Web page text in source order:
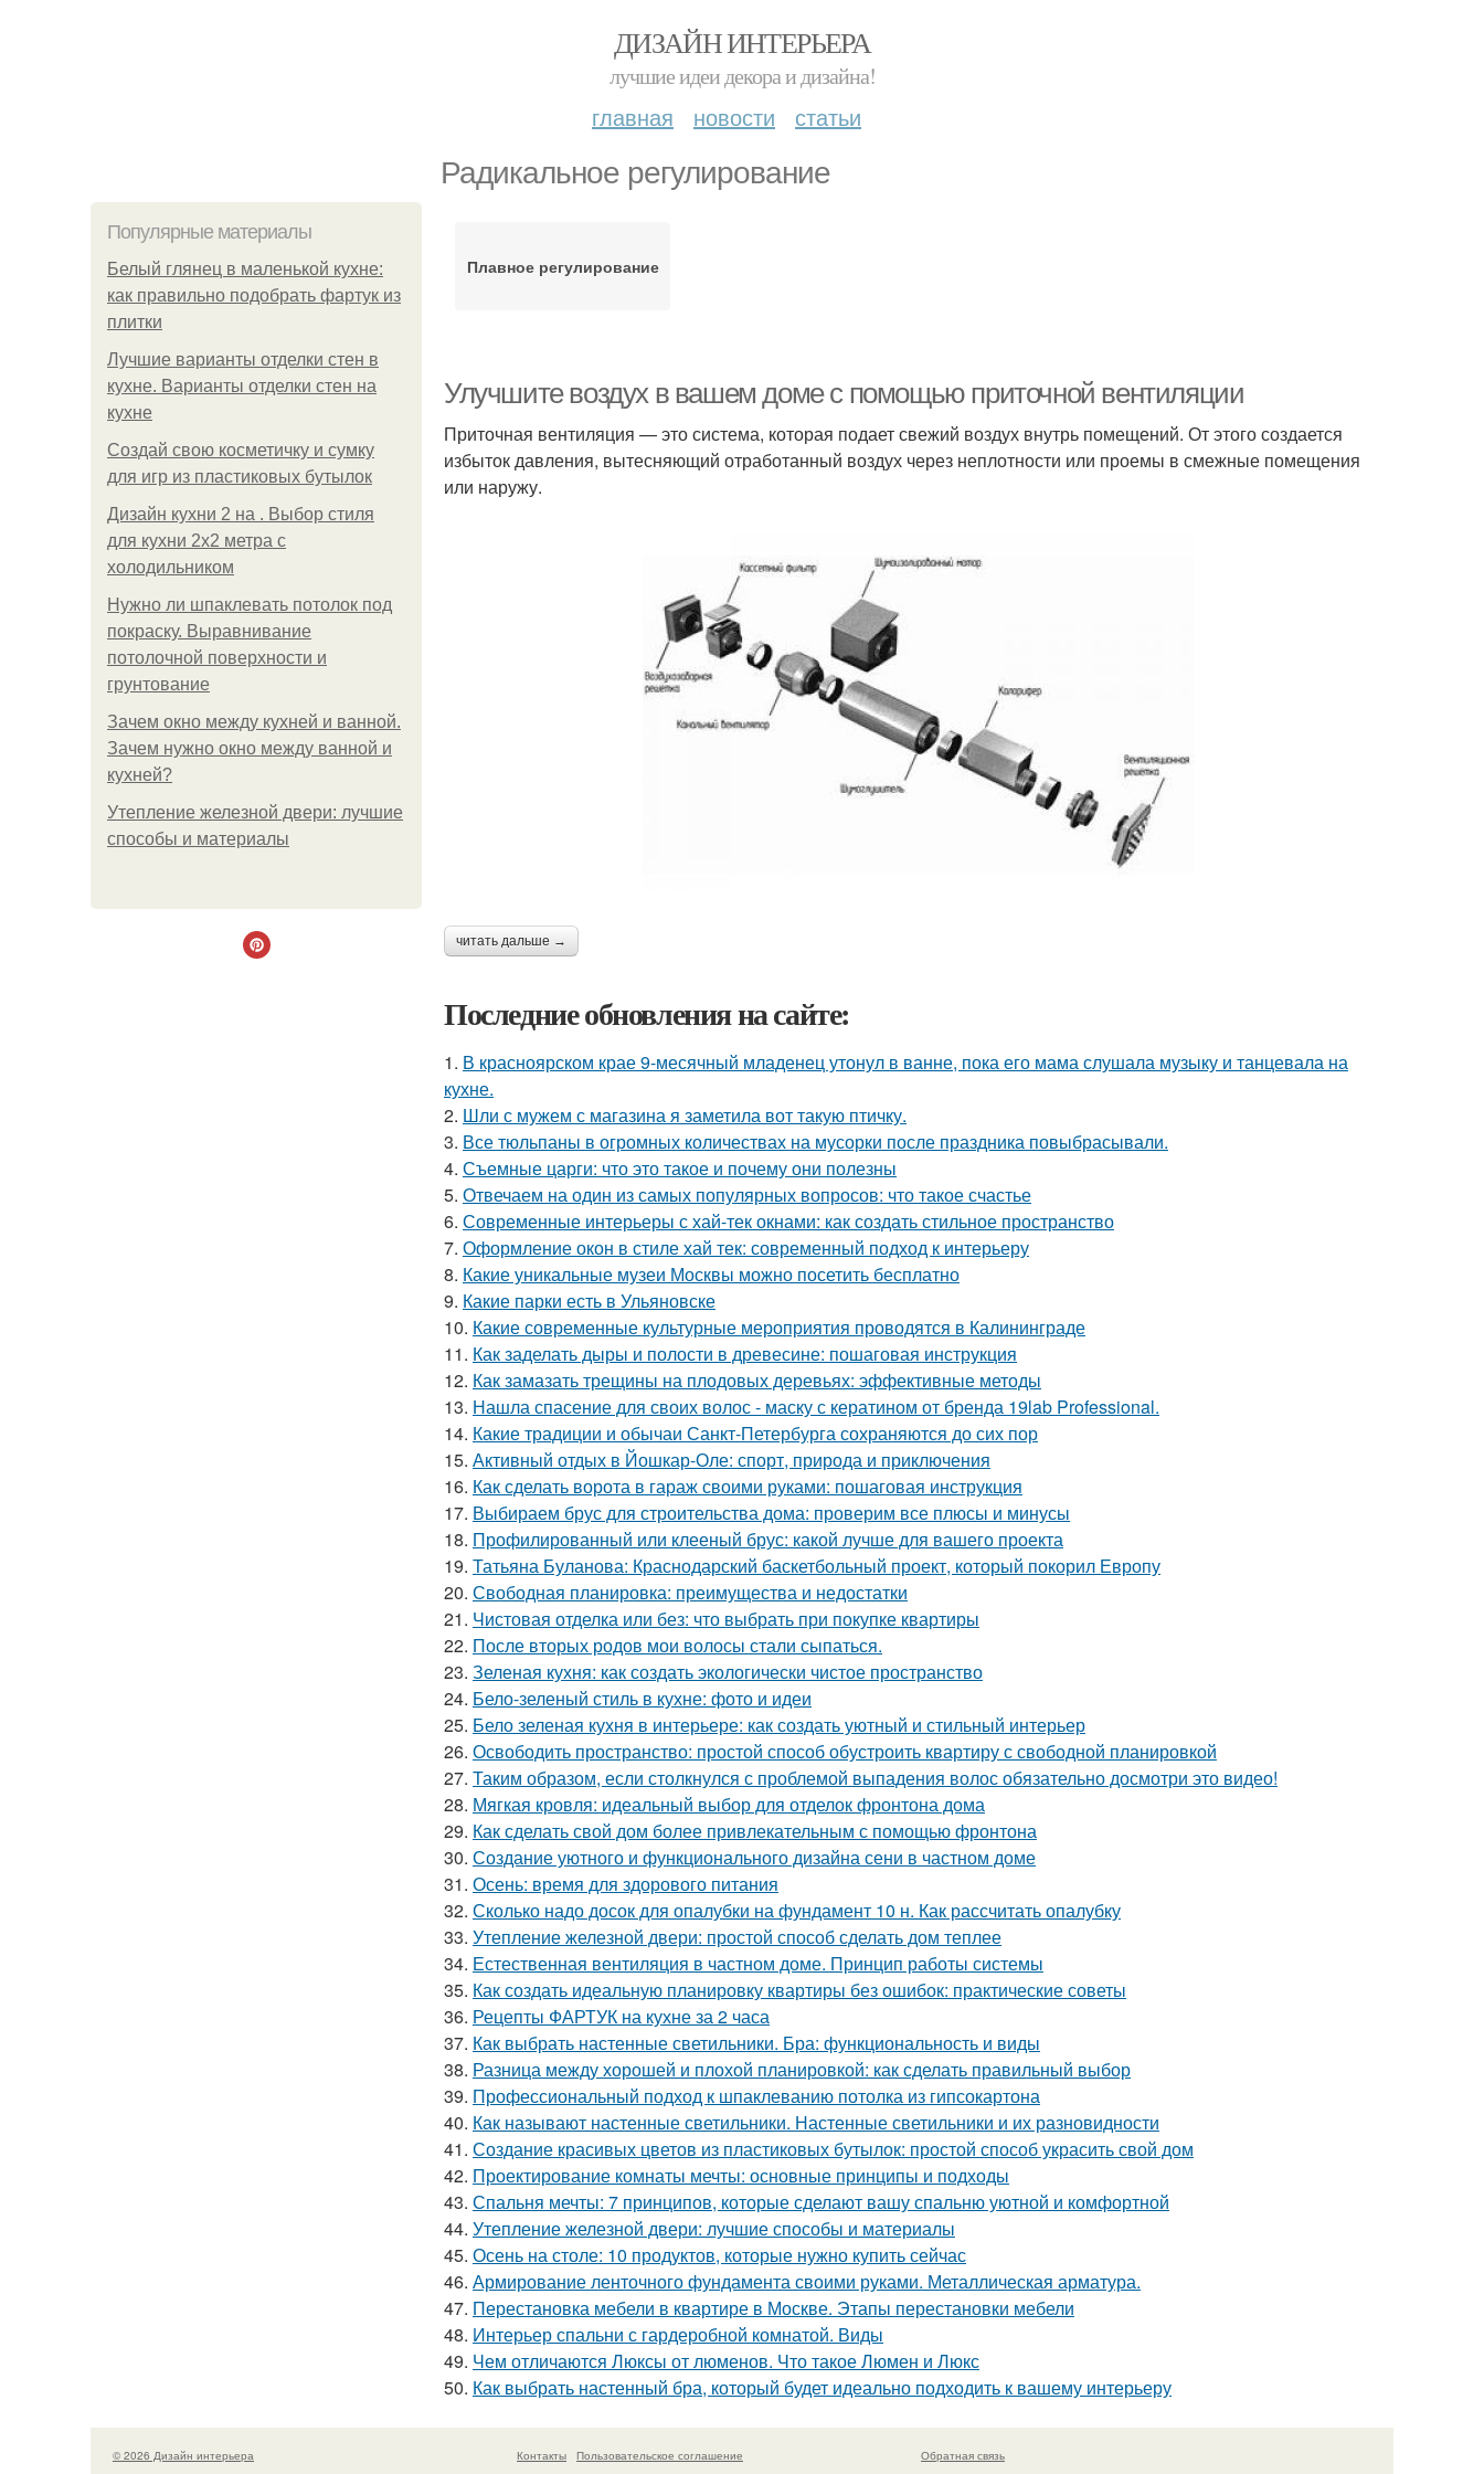
ДИЗАЙН ИНТЕРЬЕРА
лучшие идеи декора и дизайна!
главная новости статьи
Радикальное регулирование
Популярные материалы
Белый глянец в маленькой кухне:
как правильно подобрать фартук из
плитки
Лучшие варианты отделки стен в
кухне. Варианты отделки стен на
кухне
Создай свою косметичку и сумку
для игр из пластиковых бутылок
Дизайн кухни 2 на . Выбор стиля
для кухни 2х2 метра с
холодильником
Нужно ли шпаклевать потолок под
покраску. Выравнивание
потолочной поверхности и
грунтование
Зачем окно между кухней и ванной.
Зачем нужно окно между ванной и
кухней?
Утепление железной двери: лучшие
способы и материалы
Плавное регулирование
Улучшите воздух в вашем доме с помощью приточной вентиляции
Приточная вентиляция — это система, которая подает свежий воздух внутрь помещений. От этого создается
избыток давления, вытесняющий отработанный воздух через неплотности или проемы в смежные помещения
или наружу.
читать дальше →
Последние обновления на сайте:
1. В красноярском крае 9-месячный младенец утонул в ванне, пока его мама слушала музыку и танцевала на
кухне.
2. Шли с мужем с магазина я заметила вот такую птичку.
3. Все тюльпаны в огромных количествах на мусорки после праздника повыбрасывали.
4. Съемные царги: что это такое и почему они полезны
5. Отвечаем на один из самых популярных вопросов: что такое счастье
6. Современные интерьеры с хай-тек окнами: как создать стильное пространство
7. Оформление окон в стиле хай тек: современный подход к интерьеру
8. Какие уникальные музеи Москвы можно посетить бесплатно
9. Какие парки есть в Ульяновске
10. Какие современные культурные мероприятия проводятся в Калининграде
11. Как заделать дыры и полости в древесине: пошаговая инструкция
12. Как замазать трещины на плодовых деревьях: эффективные методы
13. Нашла спасение для своих волос - маску с кератином от бренда 19lab Professional.
14. Какие традиции и обычаи Санкт-Петербурга сохраняются до сих пор
15. Активный отдых в Йошкар-Оле: спорт, природа и приключения
16. Как сделать ворота в гараж своими руками: пошаговая инструкция
17. Выбираем брус для строительства дома: проверим все плюсы и минусы
18. Профилированный или клееный брус: какой лучше для вашего проекта
19. Татьяна Буланова: Краснодарский баскетбольный проект, который покорил Европу
20. Свободная планировка: преимущества и недостатки
21. Чистовая отделка или без: что выбрать при покупке квартиры
22. После вторых родов мои волосы стали сыпаться.
23. Зеленая кухня: как создать экологически чистое пространство
24. Бело-зеленый стиль в кухне: фото и идеи
25. Бело зеленая кухня в интерьере: как создать уютный и стильный интерьер
26. Освободить пространство: простой способ обустроить квартиру с свободной планировкой
27. Таким образом, если столкнулся с проблемой выпадения волос обязательно досмотри это видео!
28. Мягкая кровля: идеальный выбор для отделок фронтона дома
29. Как сделать свой дом более привлекательным с помощью фронтона
30. Создание уютного и функционального дизайна сени в частном доме
31. Осень: время для здорового питания
32. Сколько надо досок для опалубки на фундамент 10 н. Как рассчитать опалубку
33. Утепление железной двери: простой способ сделать дом теплее
34. Естественная вентиляция в частном доме. Принцип работы системы
35. Как создать идеальную планировку квартиры без ошибок: практические советы
36. Рецепты ФАРТУК на кухне за 2 часа
37. Как выбрать настенные светильники. Бра: функциональность и виды
38. Разница между хорошей и плохой планировкой: как сделать правильный выбор
39. Профессиональный подход к шпаклеванию потолка из гипсокартона
40. Как называют настенные светильники. Настенные светильники и их разновидности
41. Создание красивых цветов из пластиковых бутылок: простой способ украсить свой дом
42. Проектирование комнаты мечты: основные принципы и подходы
43. Спальня мечты: 7 принципов, которые сделают вашу спальню уютной и комфортной
44. Утепление железной двери: лучшие способы и материалы
45. Осень на столе: 10 продуктов, которые нужно купить сейчас
46. Армирование ленточного фундамента своими руками. Металлическая арматура.
47. Перестановка мебели в квартире в Москве. Этапы перестановки мебели
48. Интерьер спальни с гардеробной комнатой. Виды
49. Чем отличаются Люксы от люменов. Что такое Люмен и Люкс
50. Как выбрать настенный бра, который будет идеально подходить к вашему интерьеру
© 2026 Дизайн интерьера Контакты
Пользовательское соглашение
Обратная связь